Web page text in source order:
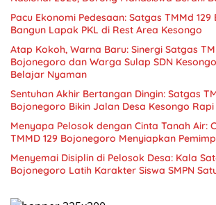
Pacu Ekonomi Pedesaan: Satgas TMMd
Bangun Lapak PKL di Rest Area Kesongo
Atap Kokoh, Warna Baru: Sinergi Satgas
Bojonegoro dan Warga Sulap SDN
Belajar Nyaman
Sentuhan Akhir Bertangan Dingin: Satgas
Bojonegoro Bikin Jalan Desa Kesongo
Menyapa Pelosok dengan Cinta Tanah Air:
TMMD 129 Bojonegoro Menyiapkan
Menyemai Disiplin di Pelosok Desa: Kala
Bojonegoro Latih Karakter Siswa SMPN